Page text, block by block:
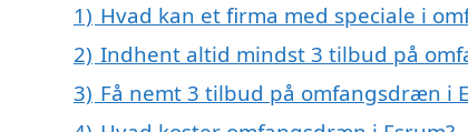
1) Hvad kan et firma med speciale i
2) Indhent altid mindst 3 tilbud på
3) Få nemt 3 tilbud på omfangsdræn i